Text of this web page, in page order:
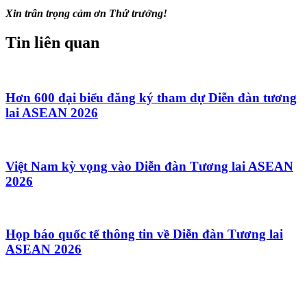
Xin trân trọng cảm ơn Thứ trưởng!
Tin liên quan
Hơn 600 đại biểu đăng ký tham dự Diễn đàn tương
lai ASEAN 2026
Việt Nam kỳ vọng vào Diễn đàn Tương lai ASEAN
2026
Họp báo quốc tế thông tin về Diễn đàn Tương lai
ASEAN 2026